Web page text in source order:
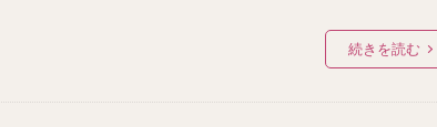
続きを読む